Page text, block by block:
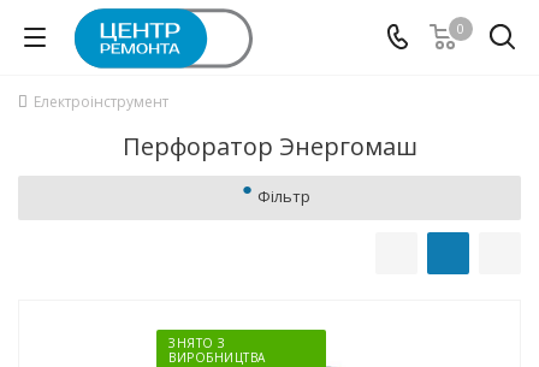
0
Електроінструмент
Перфоратор Энергомаш
Фільтр
ЗНЯТО З
ВИРОБНИЦТВА